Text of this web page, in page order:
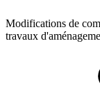
Modifications de
travaux